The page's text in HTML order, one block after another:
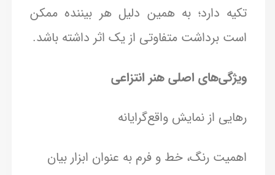
تکیه دارد؛ به همین دلیل هر بیننده ممکن
است برداشت متفاوتی از یک اثر داشته باشد.
ویژگی‌های اصلی هنر انتزاعی
رهایی از نمایش واقع‌گرایانه
اهمیت رنگ، خط و فرم به عنوان ابزار بیان